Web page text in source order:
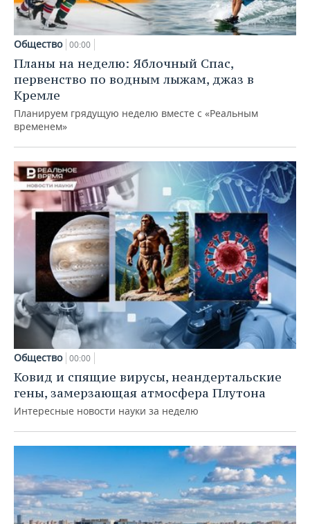
Общество 00:00
Планы на неделю: Яблочный Спас,
первенство по водным лыжам, джаз в
Кремле
Планируем грядущую неделю вместе с «Реальным
временем»
Общество 00:00
Ковид и спящие вирусы, неандертальские
гены, замерзающая атмосфера Плутона
Интересные новости науки за неделю